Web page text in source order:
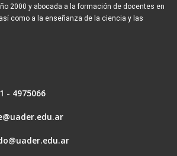
2000 y abocada a la formación de docentes en
como a la enseñanza de la ciencia y las
- 4975066